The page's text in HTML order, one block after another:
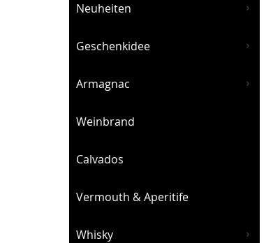
Neuheiten
Geschenkidee
Armagnac
Weinbrand
Calvados
Vermouth & Aperitife
Whisky